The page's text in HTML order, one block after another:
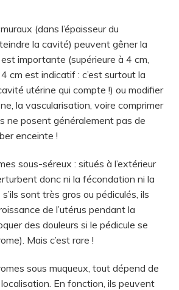
(dans l’épaisseur du
la cavité) peuvent gêner la
importante (supérieure à 4 cm,
cm est indicatif : c’est surtout la
utérine qui compte !) ou modifier
la vascularisation, voire comprimer
ne posent généralement pas de
enceinte !
sous-séreux : situés à l’extérieur
donc ni la fécondation ni la
sont très gros ou pédiculés, ils
de l’utérus pendant la
des douleurs si le pédicule se
Mais c’est rare !
sous muqueux, tout dépend de
En fonction, ils peuvent